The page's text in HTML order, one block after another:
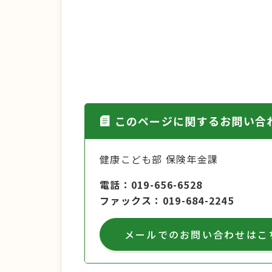
このページに関するお問い合
健康こども部 保険年金課
電話
019-656-6528
ファックス
019-684-2245
メールでのお問い合わせはこ